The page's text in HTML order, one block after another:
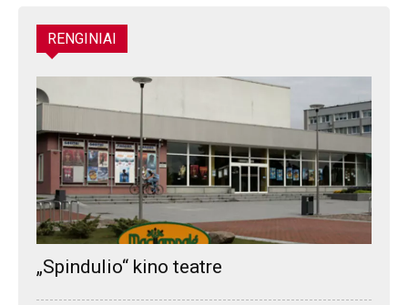
RENGINIAI
„Spindulio“ kino teatre